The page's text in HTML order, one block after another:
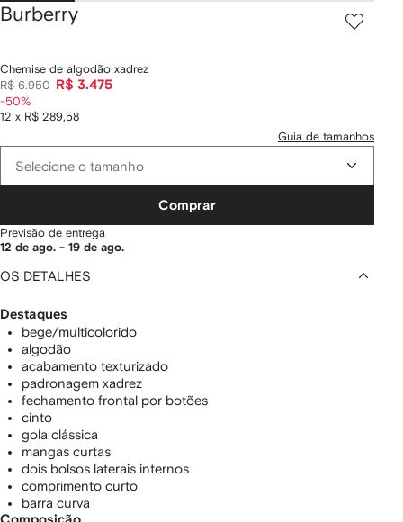
Burberry
Chemise de algodão xadrez
R$ 6.950
R$ 3.475
12 x R$ 289,58
-50%
Guia de tamanhos
Selecione o tamanho
Comprar
Previsão de entrega
12 de ago. - 19 de ago.
OS DETALHES
Destaques
bege/multicolorido
algodão
acabamento texturizado
padronagem xadrez
fechamento frontal por botões
cinto
gola clássica
mangas curtas
dois bolsos laterais internos
comprimento curto
barra curva